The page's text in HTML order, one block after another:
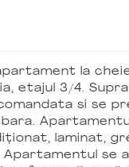
la
etajul 3/4.
si se
laminat,
se